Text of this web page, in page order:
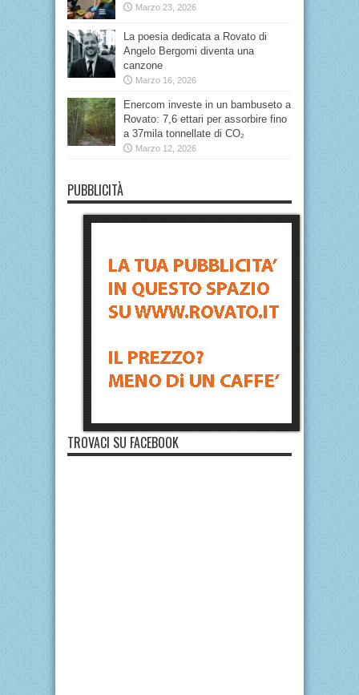
Marzo 23, 2026
La poesia dedicata a Rovato di
Angelo Bergomi diventa una
canzone
Marzo 16, 2026
Enercom investe in un bambuseto a
Rovato: 7,6 ettari per assorbire fino
a 37mila tonnellate di CO₂
Marzo 12, 2026
PUBBLICITÀ
TROVACI SU FACEBOOK